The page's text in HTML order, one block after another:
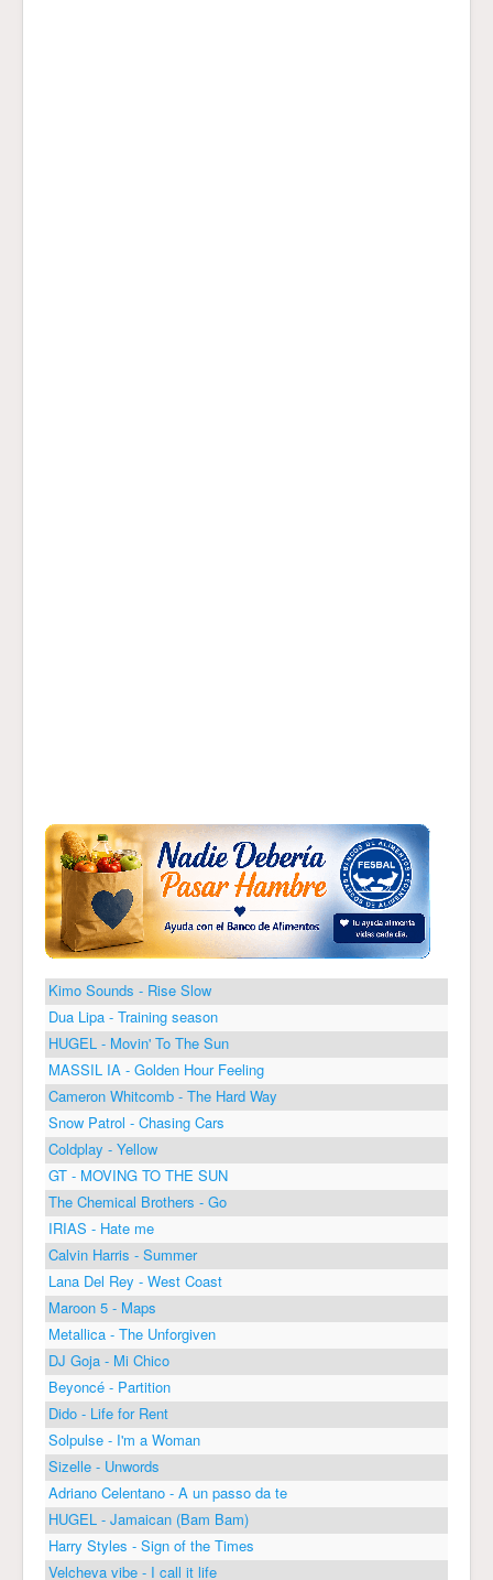
Kimo Sounds - Rise Slow
Dua Lipa - Training season
HUGEL - Movin' To The Sun
MASSIL IA - Golden Hour Feeling
Cameron Whitcomb - The Hard Way
Snow Patrol - Chasing Cars
Coldplay - Yellow
GT - MOVING TO THE SUN
The Chemical Brothers - Go
IRIAS - Hate me
Calvin Harris - Summer
Lana Del Rey - West Coast
Maroon 5 - Maps
Metallica - The Unforgiven
DJ Goja - Mi Chico
Beyoncé - Partition
Dido - Life for Rent
Solpulse - I'm a Woman
Sizelle - Unwords
Adriano Celentano - A un passo da te
HUGEL - Jamaican (Bam Bam)
Harry Styles - Sign of the Times
Velcheva vibe - I call it life